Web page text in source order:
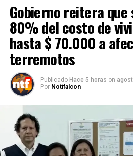
Gobierno reitera que
80% del costo de
hasta $ 70.000 a
terremotos
Publicado Hace 5 horas on
Por Notifalcon